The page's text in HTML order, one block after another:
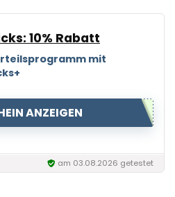
10% Rabatt
mit
ANZEIGEN
am 03.08.2026 getestet